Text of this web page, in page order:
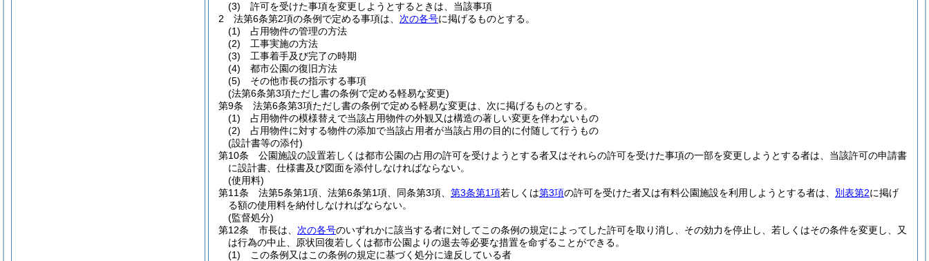
(3)
許可を受けた事項を変更しようとするときは、当該事項
2
法第6条第2項の条例で定める事項は、 次の各号に掲げるものとする。
(1)
占用物件の管理の方法
(2)
工事実施の方法
(3)
工事着手及び完了の時期
(4)
都市公園の復旧方法
(5)
その他市長の指示する事項
(法第6条第3項ただし書の条例で定める軽易な変更)
第9条
法第6条第3項ただし書の条例で定める軽易な変更は、次に掲げるものとする。
(1)
占用物件の模様替えで当該占用物件の外観又は構造の著しい変更を伴わないもの
(2)
占用物件に対する物件の添加で当該占用者が当該占用の目的に付随して行うもの
(設計書等の添付)
第10条
公園施設の設置若しくは都市公園の占用の許可を受けようとする者又はそれらの許可を受けた事項の一部を変更しようとする者は、当該許可の申請書
に設計書、仕様書及び図面を添付しなければならない。
(使用料)
第11条
法第5条第1項、法第6条第1項、同条第3項、 第3条第1項若しくは第3項の許可を受けた者又は有料公園施設を利用しようとする者は、 別表第2に掲げ
る額の使用料を納付しなければならない。
(監督処分)
第12条
市長は、 次の各号のいずれかに該当する者に対してこの条例の規定によってした許可を取り消し、その効力を停止し、若しくはその条件を変更し、又
は行為の中止、原状回復若しくは都市公園よりの退去等必要な措置を命ずることができる。
(1)
この条例又はこの条例の規定に基づく処分に違反している者